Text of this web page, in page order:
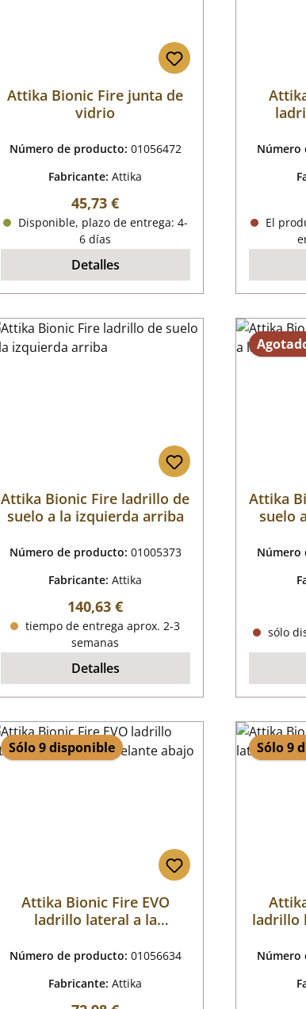
Attika Bionic Fire junta de
vidrio
Número de producto: 01056472
Fabricante:Attika
Precio normal:
45,73 €
Disponible, plazo de entrega: 4-
6 días
Detalles
El
Attika Bionic Fire ladrillo de
suelo a la izquierda arriba
Número de producto: 01005373
Fabricante:Attika
Precio normal:
140,63 €
tiempo de entrega aprox. 2-3
semanas
Detalles
Attika
suelo
sólo
Sólo 9 disponible
Attika Bionic Fire EVO
ladrillo lateral a la
Número de producto: 01056634
Fabricante:Attika
Sólo 9
ladrillo